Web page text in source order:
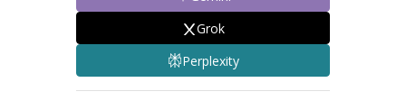
Grok
Perplexity